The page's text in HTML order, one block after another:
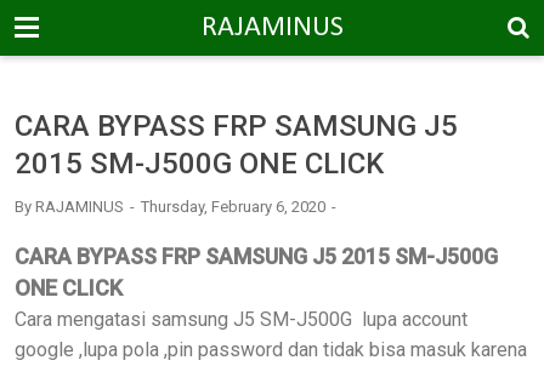
-->
RAJAMINUS
CARA BYPASS FRP SAMSUNG J5
2015 SM-J500G ONE CLICK
By RAJAMINUS Thursday, February 6, 2020
CARA BYPASS FRP SAMSUNG J5 2015 SM-J500G
ONE CLICK
Cara mengatasi samsung J5 SM-J500G lupa account
google ,lupa pola ,pin password dan tidak bisa masuk karena